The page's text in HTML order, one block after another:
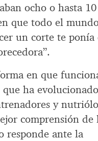
ocho o hasta
que todo el
un corte te ponía
en que
que ha evolucionado
y
comprensión de
responde ante la